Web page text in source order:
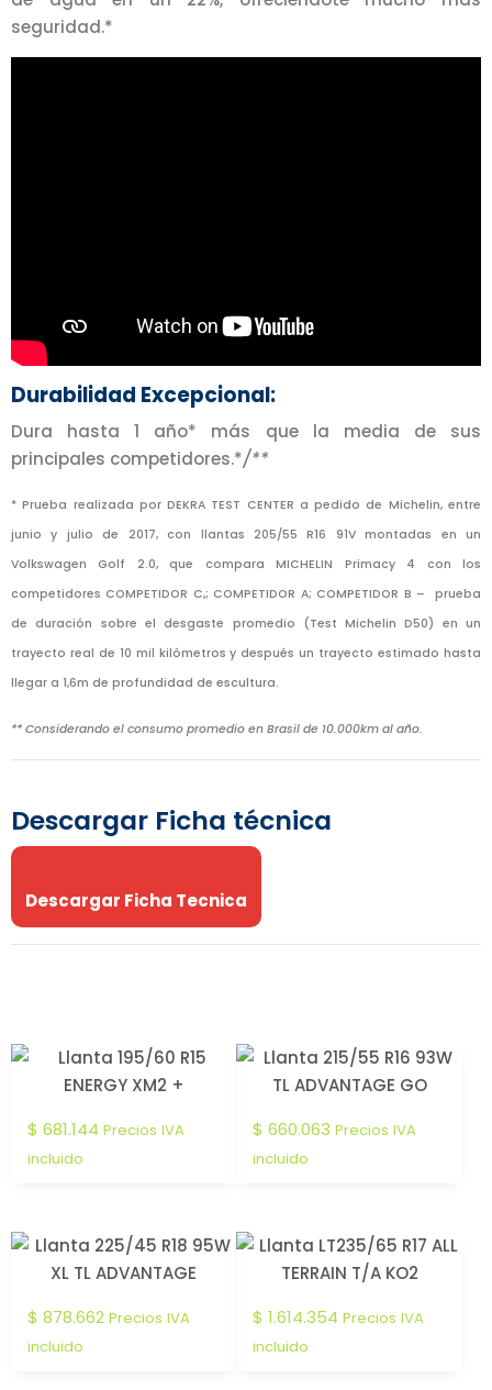
seguridad.*
Durabilidad Excepcional:
Dura hasta 1 año* más que la media de sus
principales competidores.*/**
* Prueba realizada por DEKRA TEST CENTER a pedido de Michelin, entre
junio y julio de 2017, con llantas 205/55 R16 91V montadas en un
Volkswagen Golf 2.0, que compara MICHELIN Primacy 4 con los
competidores COMPETIDOR C,; COMPETIDOR A; COMPETIDOR B – prueba
de duración sobre el desgaste promedio (Test Michelin D50) en un
trayecto real de 10 mil kilómetros y después un trayecto estimado hasta
llegar a 1,6m de profundidad de escultura.
** Considerando el consumo promedio en Brasil de 10.000km al año.
Descargar Ficha técnica
Descargar Ficha Tecnica
$ 681.144 Precios IVA
incluido
$ 660.063 Precios IVA
incluido
$ 878.662 Precios IVA
incluido
$ 1.614.354 Precios IVA
incluido